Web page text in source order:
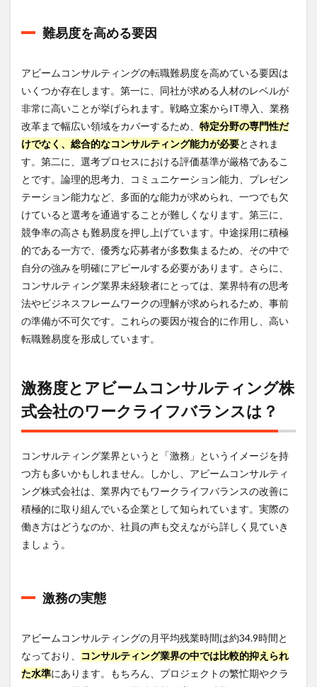
難易度を高める要因
アビームコンサルティングの転職難易度を高めている要因は
いくつか存在します。第一に、同社が求める人材のレベルが
非常に高いことが挙げられます。戦略立案からIT導入、業務
改革まで幅広い領域をカバーするため、 特定分野の専門性だ
けでなく、総合的なコンサルティング能力が必要とされま
す。第二に、選考プロセスにおける評価基準が厳格であるこ
とです。論理的思考力、コミュニケーション能力、プレゼン
テーション能力など、多面的な能力が求められ、一つでも欠
けていると選考を通過することが難しくなります。第三に、
競争率の高さも難易度を押し上げています。中途採用に積極
的である一方で、優秀な応募者が多数集まるため、その中で
自分の強みを明確にアピールする必要があります。さらに、
コンサルティング業界未経験者にとっては、業界特有の思考
法やビジネスフレームワークの理解が求められるため、事前
の準備が不可欠です。これらの要因が複合的に作用し、高い
転職難易度を形成しています。
激務度とアビームコンサルティング株
式会社のワークライフバランスは？
コンサルティング業界というと「激務」というイメージを持
つ方も多いかもしれません。しかし、アビームコンサルティ
ング株式会社は、業界内でもワークライフバランスの改善に
積極的に取り組んでいる企業として知られています。実際の
働き方はどうなのか、社員の声も交えながら詳しく見ていき
ましょう。
激務の実態
アビームコンサルティングの月平均残業時間は約34.9時間と
なっており、
コンサルティング業界の中では比較的抑えられ
た水準にあります。もちろん、プロジェクトの繁忙期やクラ